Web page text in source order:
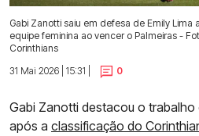
Gabi Zanotti saiu em defesa de Emily
equipe feminina ao vencer o Palmeiras -
Corinthians
31 Mai 2026 | 15:31 |
0
Gabi Zanotti destacou o trabalho
após a classificação do